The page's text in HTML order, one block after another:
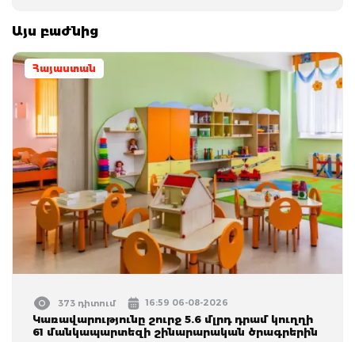
Այս բաժնից
Հայաստան
373 դիտում 16:59 06-08-2026
Կառավարությունը շուրջ 5.6 մլրդ դրամ կուղղի
61 մանկապարտեզի շինարարական ծրագրերին